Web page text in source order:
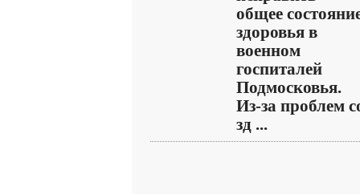
общее
здоровья в
военном
госпиталей
Подмосковья.
Из-за проблем
зд ...